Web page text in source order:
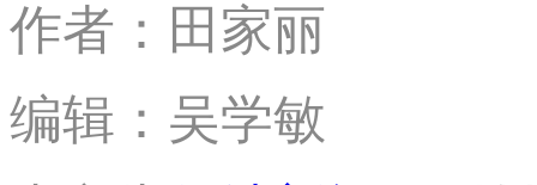
作者：田家丽
编辑：吴学敏